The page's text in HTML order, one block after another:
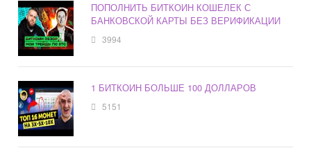
ПОПОЛНИТЬ БИТКОИН КОШЕЛЕК С
БАНКОВСКОЙ КАРТЫ БЕЗ ВЕРИФИКАЦИИ
3994
1 БИТКОИН БОЛЬШЕ 100 ДОЛЛАРОВ
5151